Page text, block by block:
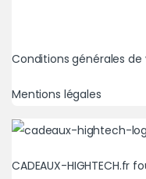
Conditions générales de
Mentions légales
CADEAUX-HIGHTECH.fr